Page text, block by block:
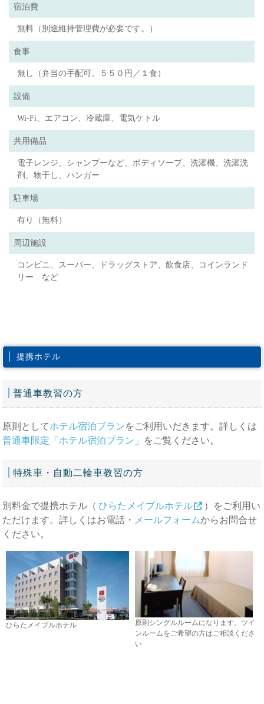
宿泊費
無料（別途維持管理費が必要です。）
食事
無し（弁当の手配可。５５０円／１食）
設備
Wi-Fi、エアコン、冷蔵庫、電気ケトル
共用備品
電子レンジ、シャンプーなど、ボディソープ、洗濯機、洗濯洗
剤、物干し、ハンガー
駐車場
有り（無料）
周辺施設
コンビニ、スーパー、ドラッグストア、飲食店、コインランド
リー など
提携ホテル
普通車教習の方
原則としてホテル宿泊プランをご利用いだきます。詳しくは
普通車限定「ホテル宿泊プラン」 をご覧ください。
特殊車・自動二輪車教習の方
別料金で提携ホテル（ ひらたメイプルホテル
）をご利用い
ただけます。詳しくはお電話・ メールフォームからお問合せ
ください。
ひらたメイプルホテル
原則シングルルームになります。ツイ
ンルームをご希望の方はご相談くださ
い